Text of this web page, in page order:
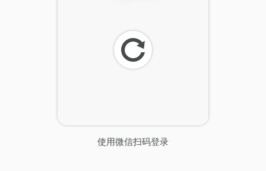
使用微信扫码登录
刷
新